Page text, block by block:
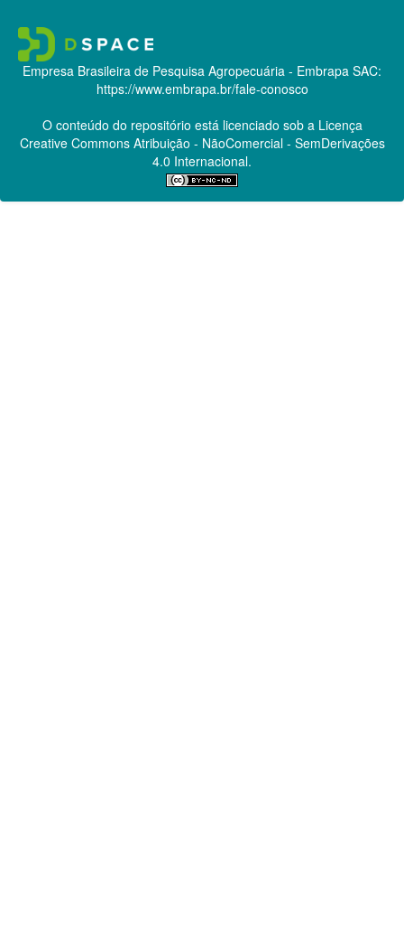
Empresa Brasileira de Pesquisa Agropecuária - Embrapa SAC:
https://www.embrapa.br/fale-conosco
O conteúdo do repositório está licenciado sob a Licença
Creative CommonsAtribuição - NãoComercial - SemDerivações
4.0 Internacional.